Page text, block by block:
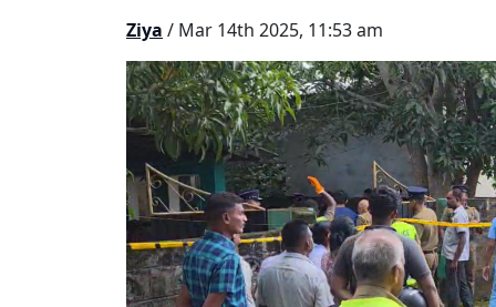
Ziya / Mar 14th 2025, 11:53 am